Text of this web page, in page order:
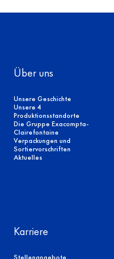
Über uns
Unsere Geschichte
Unsere 4
Produktionsstandorte
Die Gruppe Exacompta-
Clairefontaine
Verpackungen und
Sortiervorschriften
Aktuelles
Karriere